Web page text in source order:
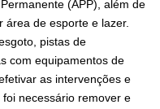
(APP), além de
área de esporte e lazer.
pistas de
com equipamentos de
as intervenções e
necessário remover e